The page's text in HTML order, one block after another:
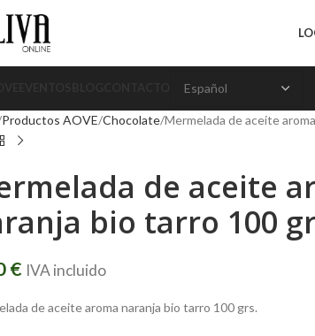
Productos AOVE Chocolate Mermelada de aceite
de aceite
bio tarro 100
€ IVA incluido
de aceite aroma naranja bio tarro 100 grs.